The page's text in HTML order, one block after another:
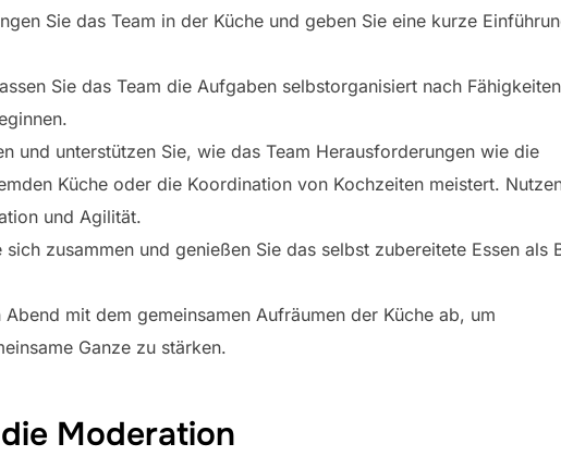
Sie das Team in der Küche und geben Sie eine kurze
Sie das Team die Aufgaben selbstorganisiert nach
und unterstützen Sie, wie das Team Herausforderungen wie die
Küche oder die Koordination von Kochzeiten meistert.
und Agilität.
sich zusammen und genießen Sie das selbst zubereitete Essen als
Abend mit dem gemeinsamen Aufräumen der Küche ab, um
Ganze zu stärken.
Moderation